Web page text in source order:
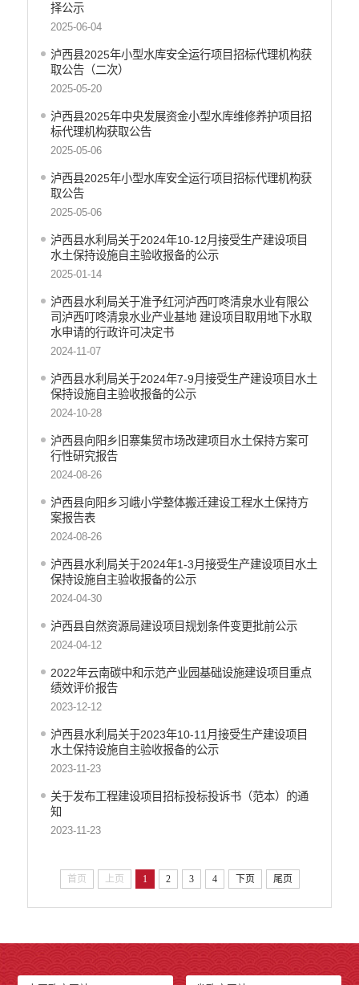
择公示
2025-06-04
泸西县2025年小型水库安全运行项目招标代理机构获
取公告（二次）
2025-05-20
泸西县2025年中央发展资金小型水库维修养护项目招
标代理机构获取公告
2025-05-06
泸西县2025年小型水库安全运行项目招标代理机构获
取公告
2025-05-06
泸西县水利局关于2024年10-12月接受生产建设项目
水土保持设施自主验收报备的公示
2025-01-14
泸西县水利局关于准予红河泸西叮咚清泉水业有限公
司泸西叮咚清泉水业产业基地 建设项目取用地下水取
水申请的行政许可决定书
2024-11-07
泸西县水利局关于2024年7-9月接受生产建设项目水土
保持设施自主验收报备的公示
2024-10-28
泸西县向阳乡旧寨集贸市场改建项目水土保持方案可
行性研究报告
2024-08-26
泸西县向阳乡习峨小学整体搬迁建设工程水土保持方
案报告表
2024-08-26
泸西县水利局关于2024年1-3月接受生产建设项目水土
保持设施自主验收报备的公示
2024-04-30
泸西县自然资源局建设项目规划条件变更批前公示
2024-04-12
2022年云南碳中和示范产业园基础设施建设项目重点
绩效评价报告
2023-12-12
泸西县水利局关于2023年10-11月接受生产建设项目
水土保持设施自主验收报备的公示
2023-11-23
关于发布工程建设项目招标投标投诉书（范本）的通
知
2023-11-23
首页 上页 1 2 3 4 下页 尾页